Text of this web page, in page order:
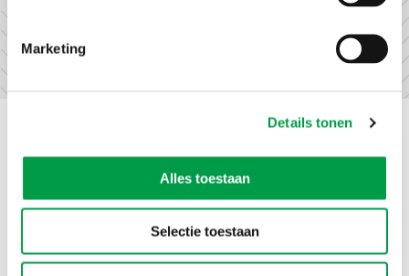
Marketing
Details tonen
Alles toestaan
Selectie toestaan